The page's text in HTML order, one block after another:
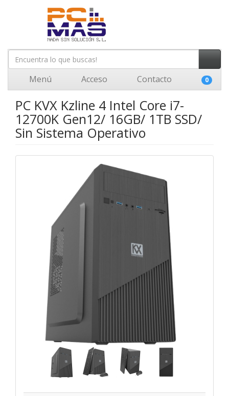
Menú Acceso Contacto 0
PC KVX Kzline 4 Intel Core i7-
12700K Gen12/ 16GB/ 1TB SSD/
Sin Sistema Operativo